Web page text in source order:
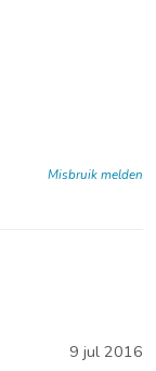
Misbruik melden
9 jul 2016